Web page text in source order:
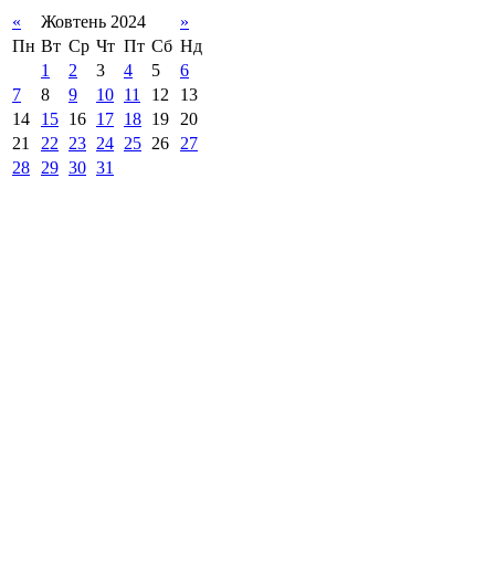
« Жовтень 2024
»
Пн Вт Ср Чт Пт Сб Нд
1
2 3 4 5
6
7
8 9 10 11 12
13
14
15 16 17 18 19
20
21
22 23 24 25 26
27
28
29 30 31